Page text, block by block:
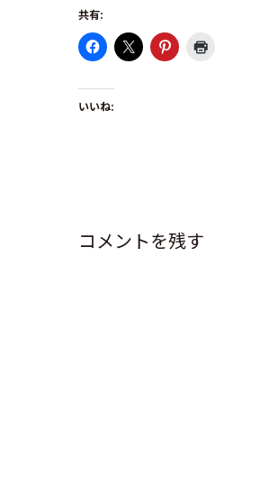
共有:
いいね:
コメントを残す